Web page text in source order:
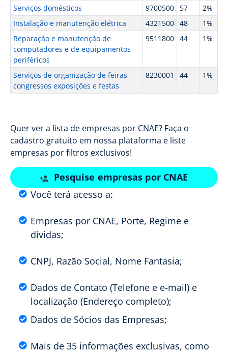
Serviços domésticos 9700500 57
2%
Instalação e manutenção elétrica
4321500 48
1%
Reparação e manutenção de
computadores e de equipamentos
periféricos
9511800 44 1%
Serviços de organização de feiras
congressos exposições e festas
8230001 44 1%
Quer ver a lista de empresas por CNAE? Faça o
cadastro gratuito em nossa plataforma e liste
empresas por filtros exclusivos!
Pesquise empresas por CNAE
Você terá acesso a:
Empresas por CNAE, Porte, Regime e
dívidas;
CNPJ, Razão Social, Nome Fantasia;
Dados de Contato (Telefone e e-mail) e
localização (Endereço completo);
Dados de Sócios das Empresas;
Mais de 35 informações exclusivas, como